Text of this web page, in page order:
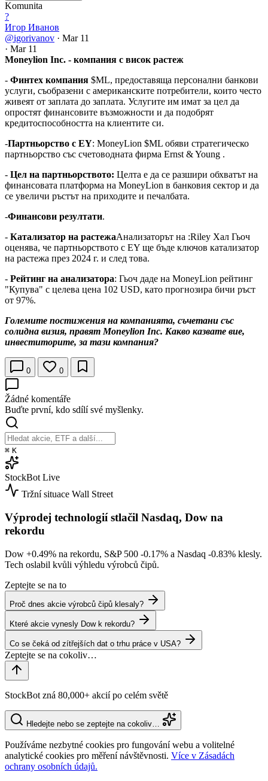
Komunita
?
Игор Иванов
@igorivanov · Mar 11
· Mar 11
Moneylion Inc. - компания с висок растеж
- Финтех компания $ML, предоставяща персонални банкови
услуги, съобразени с американските потребители, които често
живеят от заплата до заплата. Услугите им имат за цел да
опростят финансовите възможности и да подобрят
кредитоспособността на клиентите си.
-Партньорство с EY: MoneyLion $ML обяви стратегическо
партньорство със счетоводната фирма Ernst & Young .
- Цел на партньорството: Целта е да се разшири обхватът на
финансовата платформа на MoneyLion в банковия сектор и да
се увеличи ръстът на приходите и печалбата.
-Финансови резултати.
- Катализатор на растежаАнализаторът на :Riley Хал Гьоч
оценява, че партньорството с EY ще бъде ключов катализатор
на растежа през 2024 г. и след това.
- Рейтинг на анализатора: Гьоч даде на MoneyLion рейтинг
"Купува" с целева цена 102 USD, като прогнозира бичи ръст
от 97%.
Големите постижения на компанията, съчетани със
солидна визия, правят Moneylion Inc. Какво казвате вие,
инвеститорите, за тази компания?
0 0
Žádné komentáře
Buďte první, kdo sdílí své myšlenky.
⌘ K
StockBot Live
Tržní situace Wall Street
Výprodej technologií stlačil Nasdaq, Dow na
rekordu
Dow +0.49% na rekordu, S&P 500 -0.17% a Nasdaq -0.83% klesly.
Tech oslabil kvůli výhledu výrobců čipů.
Zeptejte se na to
Proč dnes akcie výrobců čipů klesaly?
Které akcie vynesly Dow k rekordu?
Co se čeká od zítřejších dat o trhu práce v USA?
StockBot zná 80,000+ akcií po celém světě
Hledejte nebo se zeptejte na cokoliv…
Používáme nezbytné cookies pro fungování webu a volitelné
analytické cookies pro měření návštěvnosti. Více v Zásadách
ochrany osobních údajů.